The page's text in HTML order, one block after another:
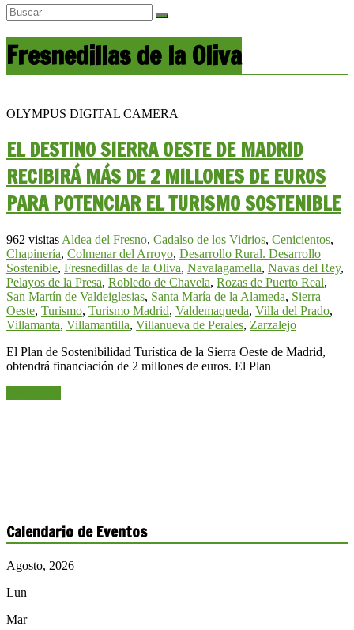
Fresnedillas de la Oliva
OLYMPUS DIGITAL CAMERA
EL DESTINO SIERRA OESTE DE MADRID
RECIBIRÁ MÁS DE 2 MILLONES DE EUROS
PARA POTENCIAR EL TURISMO SOSTENIBLE
962 visitas Aldea del Fresno, Cadalso de los Vidrios, Cenicientos,
Chapinería, Colmenar del Arroyo, Desarrollo Rural. Desarrollo
Sostenible, Fresnedillas de la Oliva, Navalagamella, Navas del Rey,
Pelayos de la Presa, Robledo de Chavela, Rozas de Puerto Real,
San Martín de Valdeiglesias, Santa María de la Alameda, Sierra
Oeste, Turismo, Turismo Madrid, Valdemaqueda, Villa del Prado,
Villamanta, Villamantilla, Villanueva de Perales, Zarzalejo
El Plan de Sostenibilidad Turística de la Sierra Oeste de Madrid,
obtendrá financiación de 2 millones de euros. El Plan
Calendario de Eventos
Agosto, 2026
Lun
Mar